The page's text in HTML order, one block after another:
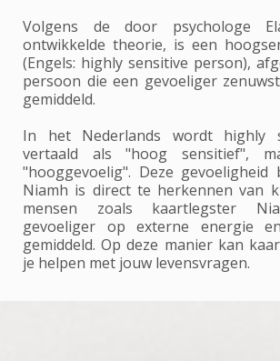
Volgens de door psychologe
ontwikkelde theorie, is een
(Engels: highly sensitive person),
persoon die een gevoeliger
gemiddeld.
In het Nederlands wordt highly
vertaald als "hoog sensitief",
"hooggevoelig". Deze gevoeligheid
Niamh is direct te herkennen van
mensen zoals kaartlegster
gevoeliger op externe energie
gemiddeld. Op deze manier kan
je helpen met jouw levensvragen.